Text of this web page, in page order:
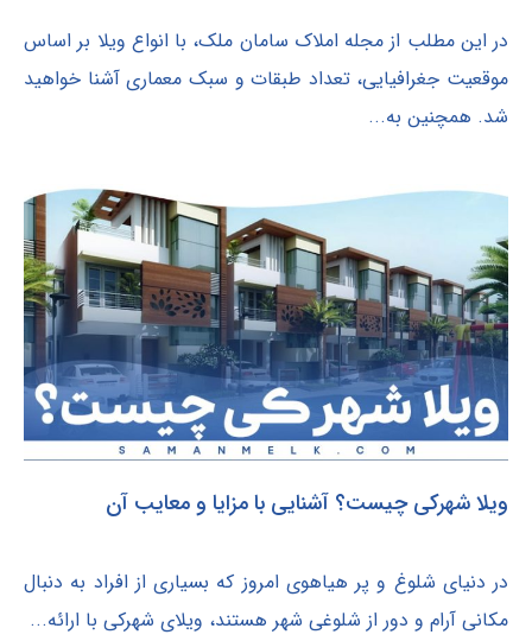
در این مطلب از مجله املاک سامان ملک، با انواع ویلا بر اساس
موقعیت جغرافیایی، تعداد طبقات و سبک معماری آشنا خواهید
شد. همچنین به...
ویلا شهرکی چیست؟ آشنایی با مزایا و معایب آن
در دنیای شلوغ و پر هیاهوی امروز که بسیاری از افراد به دنبال
مکانی آرام و دور از شلوغی شهر هستند، ویلای شهرکی با ارائه...